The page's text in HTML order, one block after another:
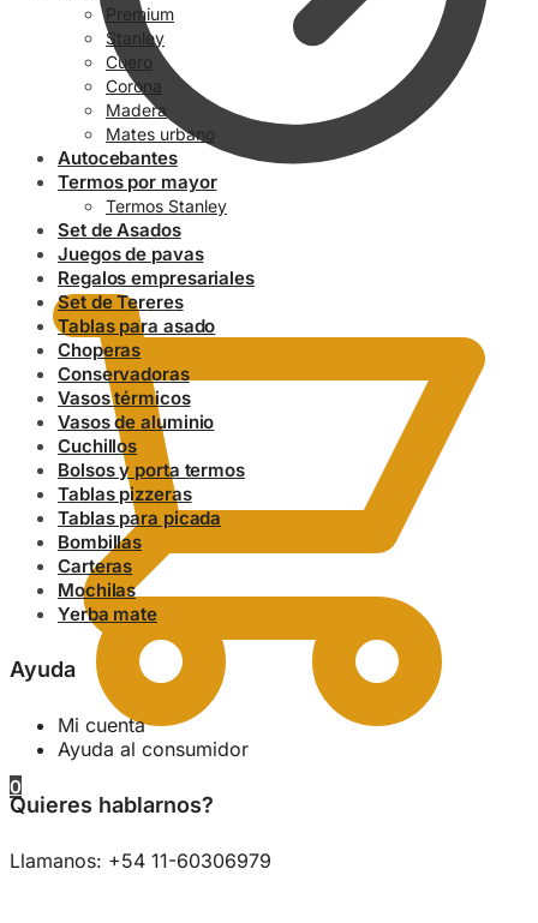
0.00 $
0
Premium
Stanley
Cuero
Corona
Madera
Mates urbano
Autocebantes
Termos por mayor
Termos Stanley
Set de Asados
Juegos de pavas
Regalos empresariales
Set de Tereres
Tablas para asado
Choperas
Conservadoras
Vasos térmicos
Vasos de aluminio
Cuchillos
Bolsos y porta termos
Tablas pizzeras
Tablas para picada
Bombillas
Carteras
Mochilas
Yerba mate
Ayuda
Mi cuenta
Ayuda al consumidor
Quieres hablarnos?
Llamanos: +54 11-60306979